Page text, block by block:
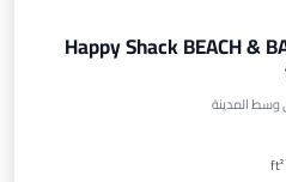
Happy Shack BEACH &
على المحيط